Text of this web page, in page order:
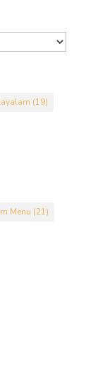
(19)
Menu (21)